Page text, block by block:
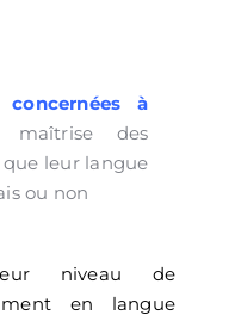
à
des
que leur langue
ou non
niveau de
en langue